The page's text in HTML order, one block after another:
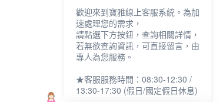
歡迎來到寶雅線上客服系統。為加
速處理您的需求，
請點選下方按鈕，查詢相關詳情，
若無欲查詢資訊，可直接留言，由
專人為您服務。
★客服服務時間：08:30-12:30 /
13:30-17:30 (假日/國定假日休息)